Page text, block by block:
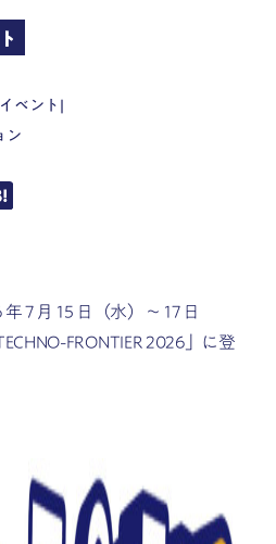
イベント |
ン
7 月 15 日（水）〜 17 日
FRONTIER 2026」に登